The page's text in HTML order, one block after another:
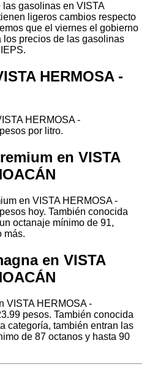
gasolinas en VISTA
ligeros cambios respecto
que el viernes el gobierno
precios de las gasolinas
HERMOSA -
HERMOSA -
por litro.
en VISTA
en VISTA HERMOSA -
hoy. También conocida
octanaje mínimo de 91,
más.
en VISTA
VISTA HERMOSA -
pesos. También conocida
categoría, también entran las
de 87 octanos y hasta 90